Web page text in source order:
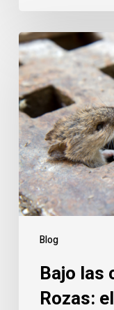
Blog
Bajo
las
calles
de
Las
Rozas:
el
otro
lado
de
Bajo las
Rozas: